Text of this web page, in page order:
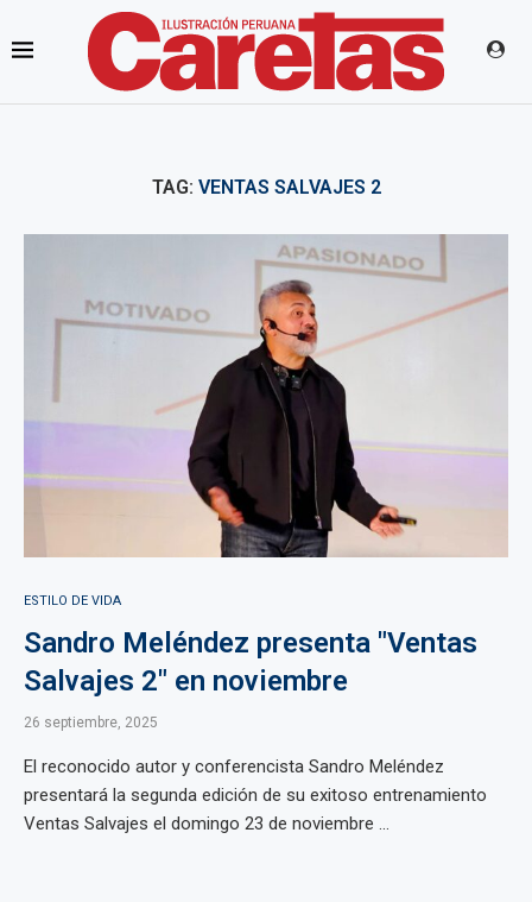
TAG: VENTAS SALVAJES 2
ESTILO DE VIDA
Sandro Meléndez presenta "Ventas
Salvajes 2" en noviembre
26 septiembre, 2025
El reconocido autor y conferencista Sandro Meléndez
presentará la segunda edición de su exitoso entrenamiento
Ventas Salvajes el domingo 23 de noviembre ...